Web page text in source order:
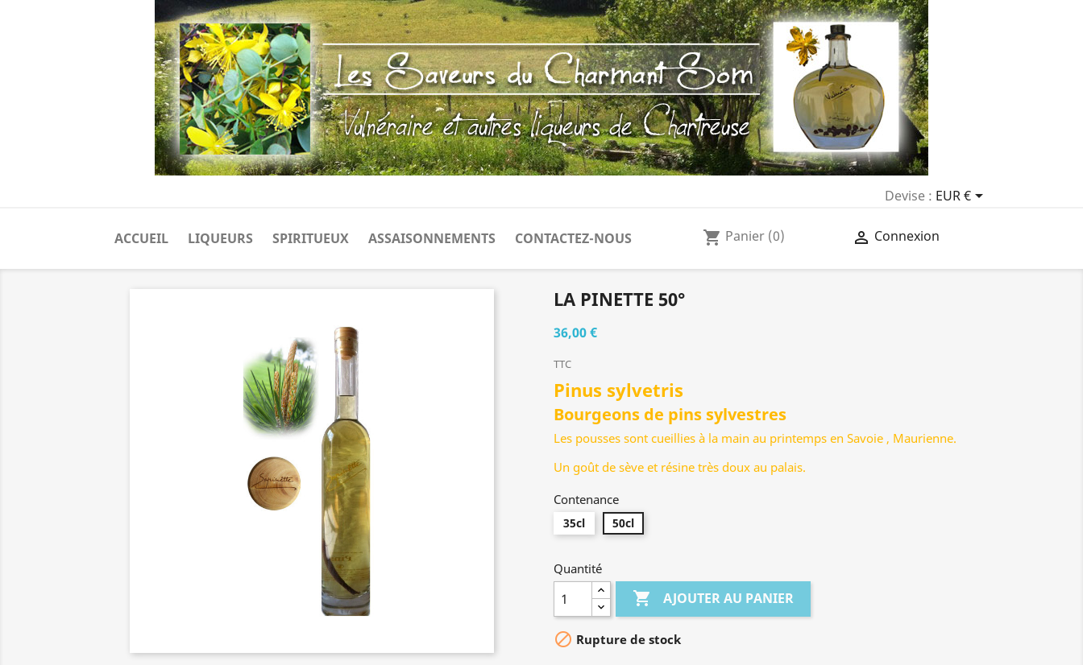
Devise : EUR €
ACCUEIL LIQUEURS SPIRITUEUX ASSAISONNEMENTS CONTACTEZ-NOUS shopping_cart Panier (0)  Connexion
LA PINETTE 50°
36,00 €
TTC
Pinus sylvetris
Bourgeons de pins sylvestres
Les pousses sont cueillies à la main au printemps en Savoie , Maurienne.
Un goût de sève et résine très doux au palais.
Contenance
35cl 50cl
Quantité
 AJOUTER AU PANIER
 Rupture de stock